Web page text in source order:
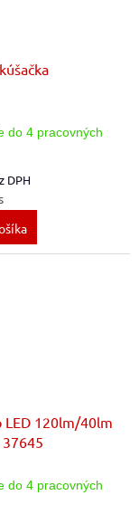
do 4 pracovných
DPH
LED 120lm/40lm
do 4 pracovných